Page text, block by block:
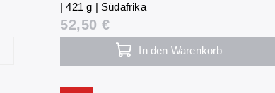
| 421 g | Südafrika
52,50 €
In den Warenkorb